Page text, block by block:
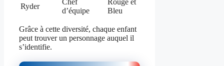
Ryder
d’équipe
Bleu
Grâce à cette diversité, chaque enfant
peut trouver un personnage auquel il
s’identifie.